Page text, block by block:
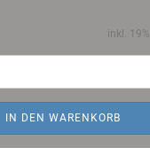
inkl.
IN DEN WARENKORB